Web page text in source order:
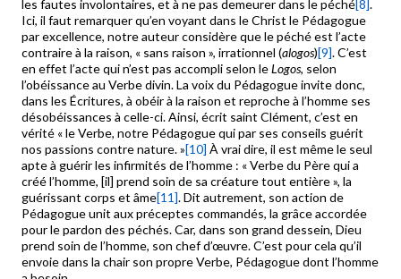
les fautes involontaires, et à ne pas demeurer dans le péché[8].
Ici, il faut remarquer qu’en voyant dans le Christ le Pédagogue
par excellence, notre auteur considère que le péché est l’acte
contraire à la raison, « sans raison », irrationnel (alogos)[9]. C’est
en effet l’acte qui n’est pas accompli selon leLogos, selon
l’obéissance au Verbe divin. La voix du Pédagogue invite donc,
dans les Écritures, à obéir à la raison et reproche à l’homme ses
désobéissances à celle-ci. Ainsi, écrit saint Clément, c’est en
vérité « le Verbe, notre Pédagogue qui par ses conseils guérit
nos passions contre nature. »[10] À vrai dire, il est même le seul
apte à guérir les infirmités de l’homme : « Verbe du Père qui a
créé l’homme, [il] prend soin de sa créature tout entière », la
guérissant corps et âme[11]. Dit autrement, son action de
Pédagogue unit aux préceptes commandés, la grâce accordée
pour le pardon des péchés. Car, dans son grand dessein, Dieu
prend soin de l’homme, son chef d’œuvre. C’est pour cela qu’il
envoie dans la chair son propre Verbe, Pédagogue dont l’homme